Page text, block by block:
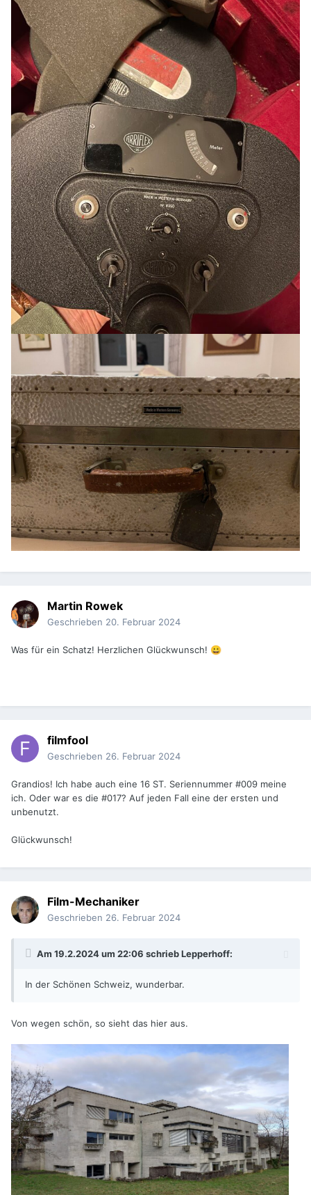
Martin Rowek
Geschrieben 20. Februar 2024
Was für ein Schatz! Herzlichen Glückwunsch! 😀
filmfool
Geschrieben 26. Februar 2024
Grandios! Ich habe auch eine 16 ST. Seriennummer #009 meine
ich. Oder war es die #017? Auf jeden Fall eine der ersten und
unbenutzt.
Glückwunsch!
Film-Mechaniker
Geschrieben 26. Februar 2024
Am 19.2.2024 um 22:06 schriebLepperhoff:
In der Schönen Schweiz, wunderbar.
Von wegen schön, so sieht das hier aus.